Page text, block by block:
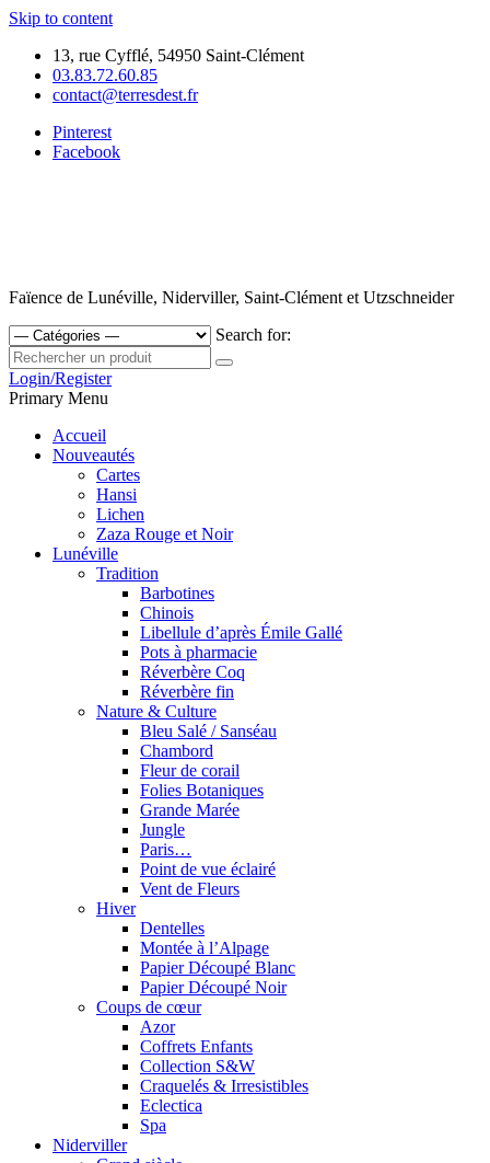
Skip to content
13, rue Cyfflé, 54950 Saint-Clément
03.83.72.60.85
contact@terresdest.fr
Pinterest
Facebook
Faïence de Lunéville, Niderviller, Saint-Clément et Utzschneider
Search for:
Login/Register
Primary Menu
Accueil
Nouveautés
Cartes
Hansi
Lichen
Zaza Rouge et Noir
Lunéville
Tradition
Barbotines
Chinois
Libellule d’après Émile Gallé
Pots à pharmacie
Réverbère Coq
Réverbère fin
Nature & Culture
Bleu Salé / Sanséau
Chambord
Fleur de corail
Folies Botaniques
Grande Marée
Jungle
Paris…
Point de vue éclairé
Vent de Fleurs
Hiver
Dentelles
Montée à l’Alpage
Papier Découpé Blanc
Papier Découpé Noir
Coups de cœur
Azor
Coffrets Enfants
Collection S&W
Craquelés & Irresistibles
Eclectica
Spa
Niderviller